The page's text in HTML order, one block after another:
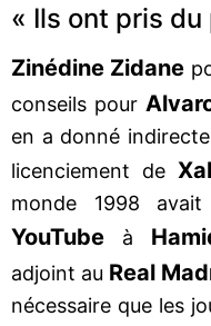
« Ils ont pris du
Zinédine Zidane
conseils pour
en a donné
licenciement de
monde 1998
YouTube à
adjoint au Real
nécessaire que les